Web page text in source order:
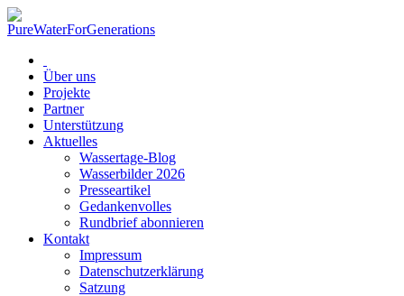
Über uns
Projekte
Partner
Unterstützung
Aktuelles
Wassertage-Blog
Wasserbilder 2026
Presseartikel
Gedankenvolles
Rundbrief abonnieren
Kontakt
Impressum
Datenschutzerklärung
Satzung